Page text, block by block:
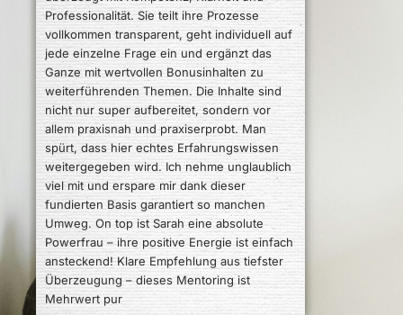
Input den Sarah gibt. Was ich an
Transformation in so kurzer Zeit erleben
durfte ist soooo phänomenal. Ich habe
meinen Knoten im Kopf, um meine
Sichtbarkeit wieder in Gange zu bringen, mit
Sarah bereits im ersten Call lösen können.
Auf einmal war es wieder leicht Content zu
erstellen. Sarah ist nicht nur als Mentorin für
mich da, sondern auch auf menschlicher
Ebene supportet sie mich und holt mich
wieder auf Kurs. Es sind die kleinen Dinge,
die eine gute Mentori